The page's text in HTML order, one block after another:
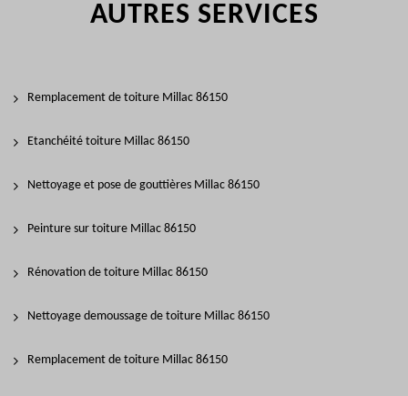
AUTRES SERVICES
Remplacement de toiture Millac 86150
Etanchéité toiture Millac 86150
Nettoyage et pose de gouttières Millac 86150
Peinture sur toiture Millac 86150
Rénovation de toiture Millac 86150
Nettoyage demoussage de toiture Millac 86150
Remplacement de toiture Millac 86150